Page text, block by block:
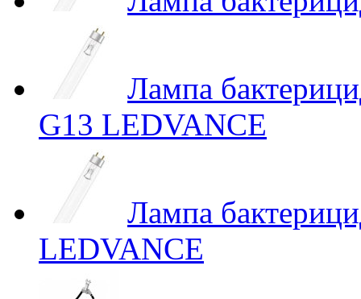
Лампа
G13 LEDVANCE
Лампа
LEDVANCE